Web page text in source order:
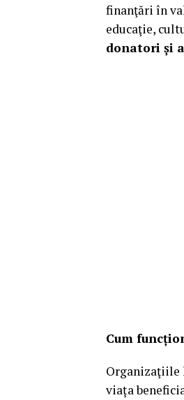
finanţări în
educaţie,
donatori și
Cum
Organizaţiile
viața